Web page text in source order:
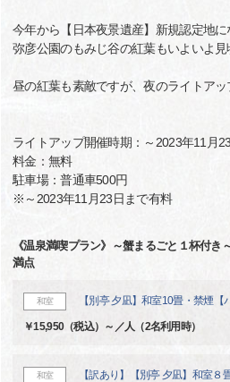
今年から【日本夜景遺産】新規認定地に
弥彦公園のもみじ谷の紅葉もいよいよ見
昼の紅葉も素敵ですが、夜のライトアッ
ライトアップ開催時期：～2023年11月
料金：無料
駐車場：普通車500円
※～2023年11月23日まで有料
《温泉満喫プラン》～蟹まるごと１杯付き
満点
和室 【別亭 夕凪】和室10畳・禁煙【
￥15,950（税込）～／人（2名利用時）
和室
【訳あり】【別亭 夕凪】和室